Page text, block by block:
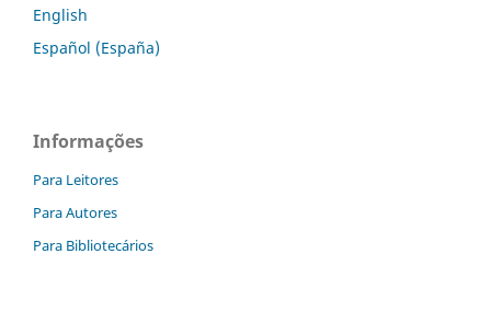
English
Español (España)
Informações
Para Leitores
Para Autores
Para Bibliotecários